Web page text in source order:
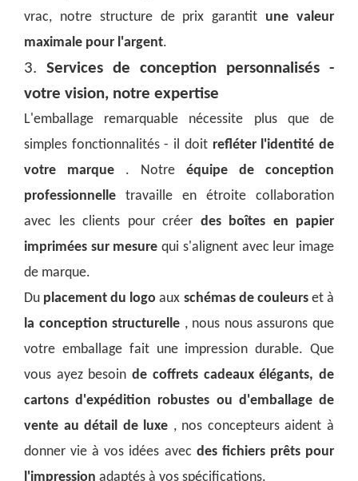
vrac, notre structure de prix garantit une valeur
maximale pour l'argent.
3. Services de conception personnalisés -
votre vision, notre expertise
L'emballage remarquable nécessite plus que de
simples fonctionnalités - il doit refléter l'identité de
votre marque . Notre équipe de conception
professionnelle travaille en étroite collaboration
avec les clients pour créer des boîtes en papier
imprimées sur mesurequi s'alignent avec leur image
de marque.
Du placement du logoaux schémas de couleurs et à
la conception structurelle , nous nous assurons que
votre emballage fait une impression durable. Que
vous ayez besoinde coffrets cadeaux élégants, de
cartons d'expédition robustes ou d'emballage de
vente au détail de luxe , nos concepteurs aident à
donner vie à vos idées avec des fichiers prêts pour
l'impression adaptés à vos spécifications.